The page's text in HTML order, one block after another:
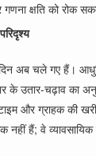
क्षति को रोक
अब चले गए हैं।
के उतार-चढ़ाव का
और ग्राहक की
नहीं हैं; वे